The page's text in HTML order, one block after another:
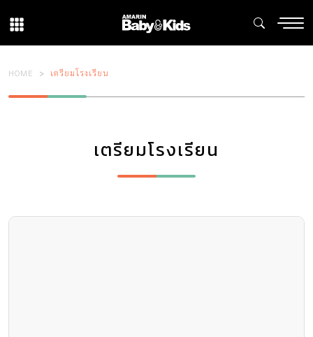
HOME เตรียมโรงเรียน
เตรียมโรงเรียน